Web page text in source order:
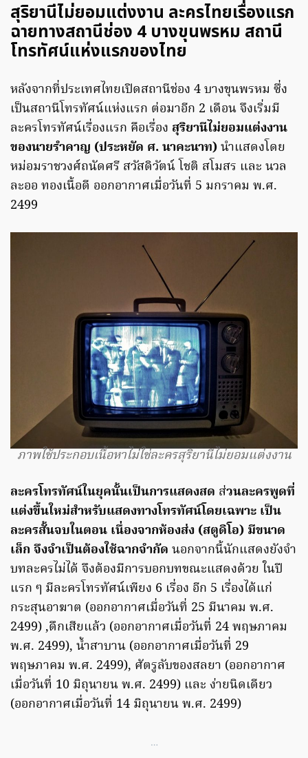
สุริยานีไม่ยอมแต่งงาน ละครไทยเรื่องแรก
ฉายทางสถานีช่อง 4 บางขุนพรหม สถานี
โทรทัศน์แห่งแรกของไทย
หลังจากที่ประเทศไทยเปิดสถานีช่อง 4 บางขุนพรหม ซึ่ง
เป็นสถานีโทรทัศน์แห่งแรก ต่อมาอีก 2 เดือน จึงเริ่มมี
ละครโทรทัศน์เรื่องแรก คือเรื่อง สุริยานีไม่ยอมแต่งงาน
ของนายรำคาญ (ประหยัด ศ. นาคะนาท)นำแสดงโดย
หม่อมราชวงศ์ถนัดศรี สวัสดิวัตน์ โชติ สโมสร และ นวล
ละออ ทองเนื้อดี ออกอากาศเมื่อวันที่ 5 มกราคม พ.ศ.
2499
ภาพใช้ประกอบเนื้อหาไม่ใช่ละครสุริยานีไม่ยอมแต่งงาน
ละครโทรทัศน์ในยุคนั้นเป็นการแสดงสด ส่วนละครพูดที่
แต่งขึ้นใหม่สำหรับแสดงทางโทรทัศน์โดยเฉพาะ เป็น
ละครสั้นจบในตอน เนื่องจากห้องส่ง (สตูดิโอ) มีขนาด
เล็ก จึงจำเป็นต้องใช้ฉากจำกัด นอกจากนี้นักแสดงยังจำ
บทละครไม่ได้ จึงต้องมีการบอกบทขณะแสดงด้วย ในปี
แรก ๆ มีละครโทรทัศน์เพียง 6 เรื่อง อีก 5 เรื่องได้แก่
กระสุนอาฆาต (ออกอากาศเมื่อวันที่ 25 มีนาคม พ.ศ.
2499) ,ดึกเสียแล้ว (ออกอากาศเมื่อวันที่ 24 พฤษภาคม
พ.ศ. 2499), น้ำสาบาน (ออกอากาศเมื่อวันที่ 29
พฤษภาคม พ.ศ. 2499), ศัตรูลับของสลยา (ออกอากาศ
เมื่อวันที่ 10 มิถุนายน พ.ศ. 2499) และ ง่ายนิดเดียว
(ออกอากาศเมื่อวันที่ 14 มิถุนายน พ.ศ. 2499)
…